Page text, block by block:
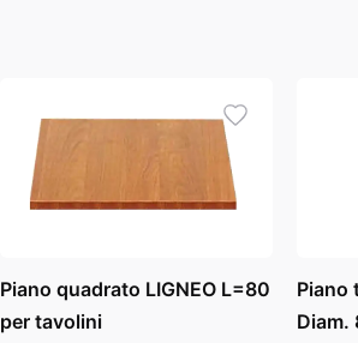
Piano quadrato LIGNEO L=80
per tavolini
Piano
Diam.